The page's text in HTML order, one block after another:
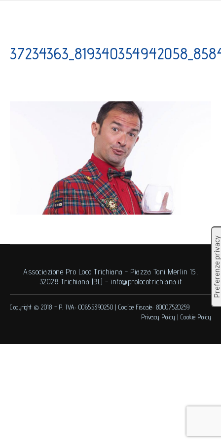
Associazione Pro Loco Trichiana - Piazza Toni Merlin 15,
32028 Trichiana (BL) -info@prolocotrichiana.it
Copyright © 2018 - P. IVA: 00655390250 | Codice Fiscale: 80007520259
Privacy Policy | Cookie Policy